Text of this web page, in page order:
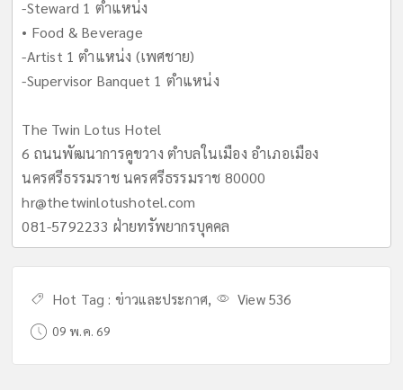
-Steward 1 ตำแหน่ง
• Food & Beverage
-Artist 1 ตำแหน่ง (เพศชาย)
-Supervisor Banquet 1 ตำแหน่ง
The Twin Lotus Hotel
6 ถนนพัฒนาการคูขวาง ตำบลในเมือง อำเภอเมือง
นครศรีธรรมราช นครศรีธรรมราช 80000
hr@thetwinlotushotel.com
081-5792233 ฝ่ายทรัพยากรบุคคล
Hot Tag : ข่าวและประกาศ, View 536
09 พ.ค. 69